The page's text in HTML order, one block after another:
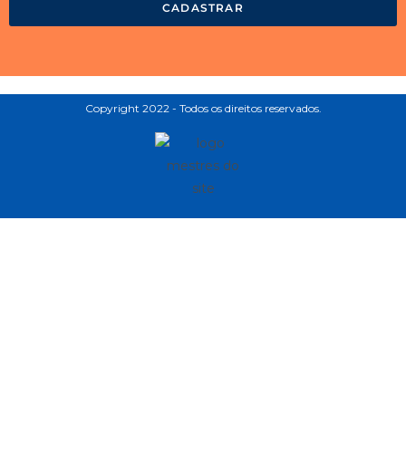
CADASTRAR
Copyright 2022 - Todos os direitos reservados.